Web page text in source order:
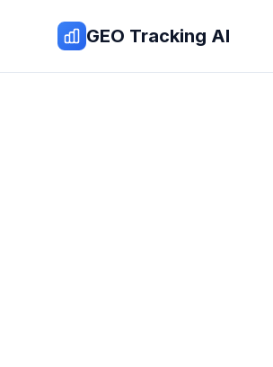
Zum Inhalt springen
GEO Tracking AI